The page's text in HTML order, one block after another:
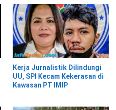
Kerja Jurnalistik Dilindungi
UU, SPI Kecam Kekerasan di
Kawasan PT IMIP